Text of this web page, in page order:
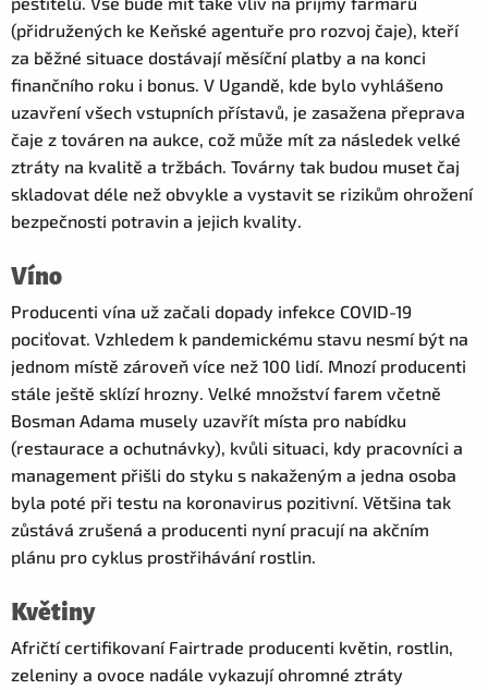
(přidružených ke Keňské agentuře pro rozvoj čaje), kteří
za běžné situace dostávají měsíční platby a na konci
finančního roku i bonus. V Ugandě, kde bylo vyhlášeno
uzavření všech vstupních přístavů, je zasažena přeprava
čaje z továren na aukce, což může mít za následek velké
ztráty na kvalitě a tržbách. Továrny tak budou muset čaj
skladovat déle než obvykle a vystavit se rizikům ohrožení
bezpečnosti potravin a jejich kvality.
Víno
Producenti vína už začali dopady infekce COVID-19
pociťovat. Vzhledem k pandemickému stavu nesmí být na
jednom místě zároveň více než 100 lidí. Mnozí producenti
stále ještě sklízí hrozny. Velké množství farem včetně
Bosman Adama musely uzavřít místa pro nabídku
(restaurace a ochutnávky), kvůli situaci, kdy pracovníci a
management přišli do styku s nakaženým a jedna osoba
byla poté při testu na koronavirus pozitivní. Většina tak
zůstává zrušená a producenti nyní pracují na akčním
plánu pro cyklus prostřihávání rostlin.
Květiny
Afričtí certifikovaní Fairtrade producenti květin, rostlin,
zeleniny a ovoce nadále vykazují ohromné ztráty